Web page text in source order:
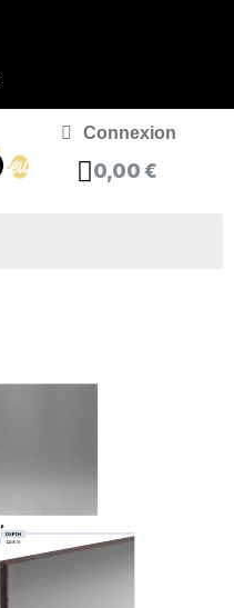
Connexion
0,00 €